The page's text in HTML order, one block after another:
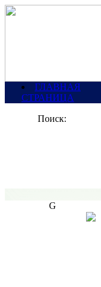
ГЛАВНАЯ
СТРАНИЦА
Поиск:
G